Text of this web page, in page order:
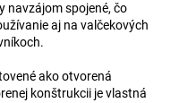
navzájom spojené, čo
aj na valčekových
ako otvorená
konštrukcii je vlastná